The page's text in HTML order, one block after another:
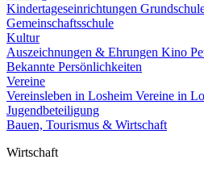
Kindertageseinrichtungen
Gemeinschaftsschule
Kultur
Auszeichnungen & Ehrungen Kino
Bekannte Persönlichkeiten
Vereine
Vereinsleben in Losheim Vereine in
Jugendbeteiligung
Bauen, Tourismus & Wirtschaft
Wirtschaft